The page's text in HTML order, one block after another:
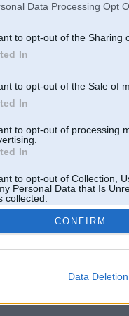
Data Processing Opt
to opt-out of the Sharing
In
to opt-out of the Sale of
In
to opt-out of processing
In
to opt-out of Collection,
Personal Data that Is
collected.
Out
CONFIRM
Data Deletion
klubs un nav saistīts ar